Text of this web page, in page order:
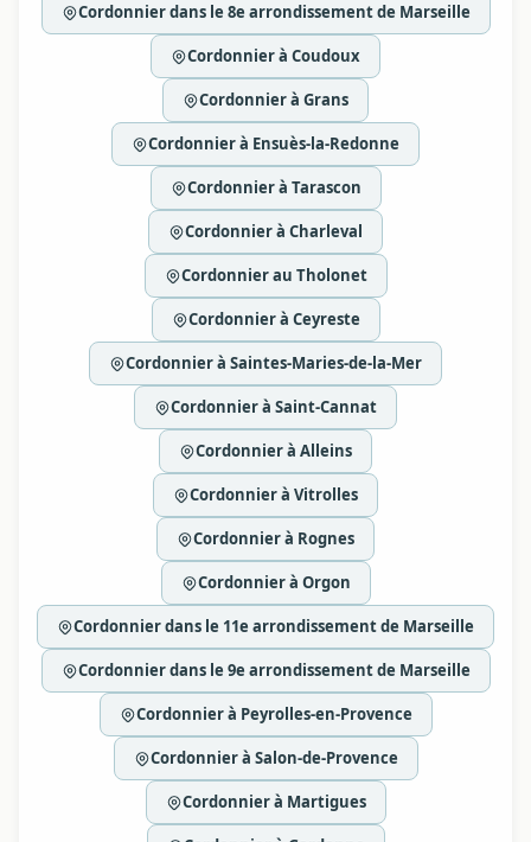
Cordonnier dans le 8e arrondissement de Marseille
Cordonnier à Coudoux
Cordonnier à Grans
Cordonnier à Ensuès-la-Redonne
Cordonnier à Tarascon
Cordonnier à Charleval
Cordonnier au Tholonet
Cordonnier à Ceyreste
Cordonnier à Saintes-Maries-de-la-Mer
Cordonnier à Saint-Cannat
Cordonnier à Alleins
Cordonnier à Vitrolles
Cordonnier à Rognes
Cordonnier à Orgon
Cordonnier dans le 11e arrondissement de Marseille
Cordonnier dans le 9e arrondissement de Marseille
Cordonnier à Peyrolles-en-Provence
Cordonnier à Salon-de-Provence
Cordonnier à Martigues